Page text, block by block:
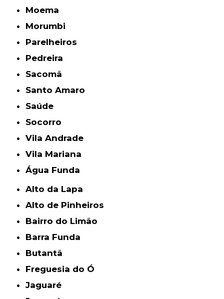
Moema
Morumbi
Parelheiros
Pedreira
Sacomã
Santo Amaro
Saúde
Socorro
Vila Andrade
Vila Mariana
Água Funda
Alto da Lapa
Alto de Pinheiros
Bairro do Limão
Barra Funda
Butantã
Freguesia do Ó
Jaguaré